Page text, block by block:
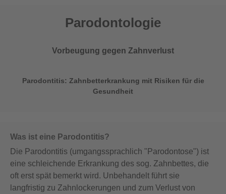
Parodontologie
Vorbeugung gegen Zahnverlust
Parodontitis: Zahnbetterkrankung mit Risiken für die
Gesundheit
Was ist eine Parodontitis?
Die Parodontitis (umgangssprachlich "Parodontose") ist
eine schleichende Erkrankung des sog. Zahnbettes, die
oft erst spät bemerkt wird. Unbehandelt führt sie
langfristig zu Zahnlockerungen und zum Verlust von